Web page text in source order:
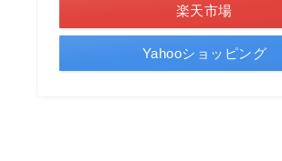
楽天市場
Yahooショッピング